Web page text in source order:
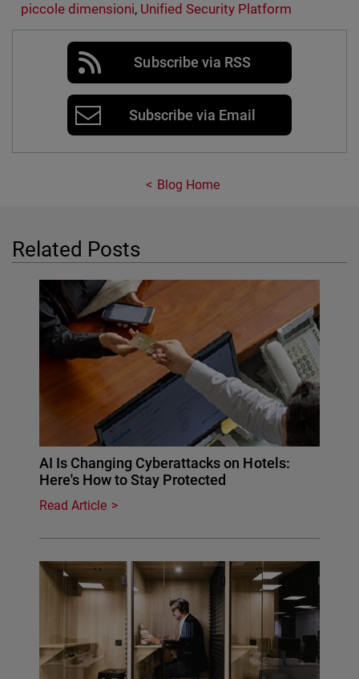
piccole dimensioni, Unified Security Platform
Subscribe via RSS
Subscribe via Email
Blog Home
Related Posts
AI Is Changing Cyberattacks on Hotels:
Here's How to Stay Protected
Read Article